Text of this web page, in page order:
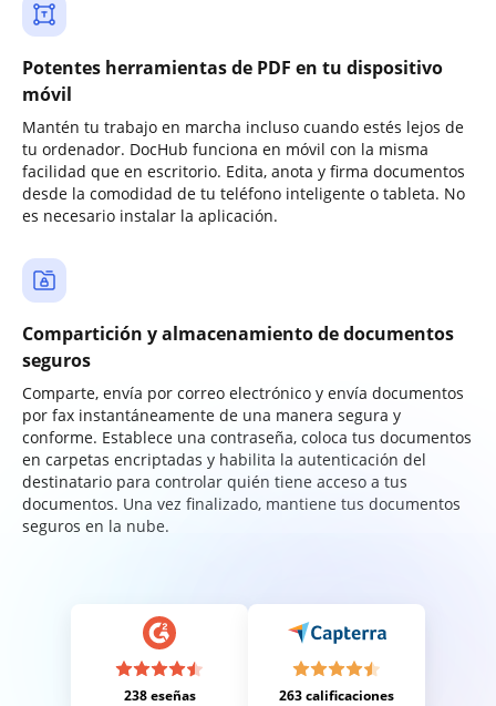
Potentes herramientas de PDF en tu dispositivo
móvil
Mantén tu trabajo en marcha incluso cuando estés lejos de
tu ordenador. DocHub funciona en móvil con la misma
facilidad que en escritorio. Edita, anota y firma documentos
desde la comodidad de tu teléfono inteligente o tableta. No
es necesario instalar la aplicación.
Compartición y almacenamiento de documentos
seguros
Comparte, envía por correo electrónico y envía documentos
por fax instantáneamente de una manera segura y
conforme. Establece una contraseña, coloca tus documentos
en carpetas encriptadas y habilita la autenticación del
destinatario para controlar quién tiene acceso a tus
documentos. Una vez finalizado, mantiene tus documentos
seguros en la nube.
238 eseñas 263 calificaciones